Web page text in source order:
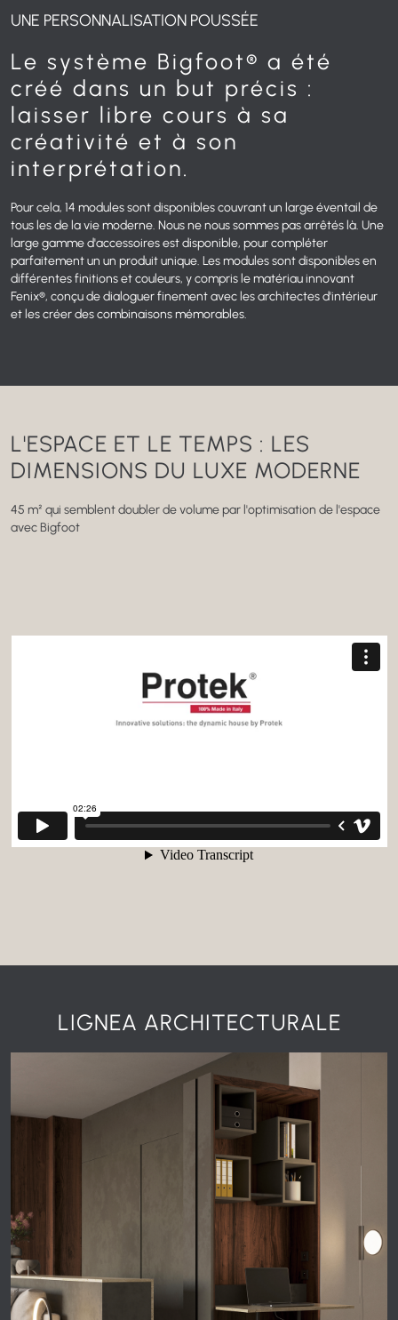
UNE PERSONNALISATION POUSSÉE
Le système Bigfoot® a été
créé dans un but précis :
laisser libre cours à sa
créativité et à son
interprétation.
Pour cela, 14 modules sont disponiblescouvrant un large éventail de
tous lesde la vie moderne. Nous ne nous sommes pas arrêtés là. Une
large gamme d'accessoires est disponible, pour compléter
parfaitement un un produit unique. Les modules sont disponibles en
différentes finitions et couleurs, y compris le matériau innovant
Fenix®, conçude dialoguer finement avec les architectes d'intérieur
et lescréer des combinaisons mémorables.
L'ESPACE ET LE TEMPS : LES
DIMENSIONS DU LUXE MODERNE
45 m² qui semblent doubler de volumepar l'optimisation de l'espace
avec Bigfoot
LIGNEA ARCHITECTURALE